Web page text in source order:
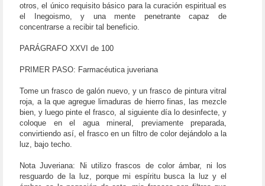
otros, el único requisito básico para la curación espiritual es
el Inegoismo, y una mente penetrante capaz de
concentrarse a recibir tal beneficio.
PARÁGRAFO XXVI de 100
PRIMER PASO: Farmacéutica juveriana
Tome un frasco de galón nuevo, y un frasco de pintura vitral
roja, a la que agregue limaduras de hierro finas, las mezcle
bien, y luego pinte el frasco, al siguiente día lo desinfecte, y
coloque en el agua mineral, previamente preparada,
convirtiendo así, el frasco en un filtro de color dejándolo a la
luz, bajo techo.
Nota Juveriana: Ni utilizo frascos de color ámbar, ni los
resguardo de la luz, porque mi espíritu busca la luz y el